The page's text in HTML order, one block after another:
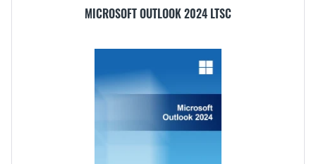
MICROSOFT OUTLOOK 2024 LTSC